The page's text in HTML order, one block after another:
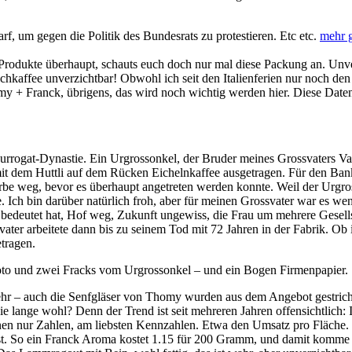
um gegen die Politik des Bundesrats zu protestieren. Etc etc. mehr
überhaupt, schauts euch doch nur mal diese Packung an.
unverzichtbar! Obwohl ich seit den Italienferien nur noch
+ Franck, übrigens, das wird noch wichtig werden hier. Diese
Dynastie. Ein Urgrossonkel, der Bruder meines Grossvaters
dem Huttli auf dem Rücken Eichelnkaffee ausgetragen. Für den
weg, bevor es überhaupt angetreten werden konnte. Weil der
bin darüber natürlich froh, aber für meinen Grossvater war es
hat, Hof weg, Zukunft ungewiss, die Frau um mehrere
arbeitete dann bis zu seinem Tod mit 72 Jahren in der Fabrik.
und zwei Fracks vom Urgrossonkel – und ein Bogen Firmenpapier.
auch die Senfgläser von Thomy wurden aus dem Angebot
lange wohl? Denn der Trend ist seit mehreren Jahren
nur Zahlen, am liebsten Kennzahlen. Etwa den Umsatz pro
ein Franck Aroma kostet 1.15 für 200 Gramm, und damit